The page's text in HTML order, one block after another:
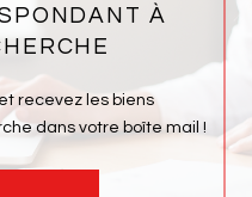
À
recevez les biens
dans votre boîte mail !